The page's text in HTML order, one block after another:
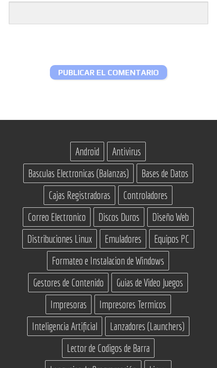
Android
Antivirus
Basculas Electronicas (Balanzas)
Bases de Datos
Cajas Registradoras
Controladores
Correo Electronico
Discos Duros
Diseño Web
Distribuciones Linux
Emuladores
Equipos PC
Formateo e Instalacion de Windows
Gestores de Contenido
Guias de Video Juegos
Impresoras
Impresores Termicos
Inteligencia Artificial
Lanzadores (Launchers)
Lector de Codigos de Barra